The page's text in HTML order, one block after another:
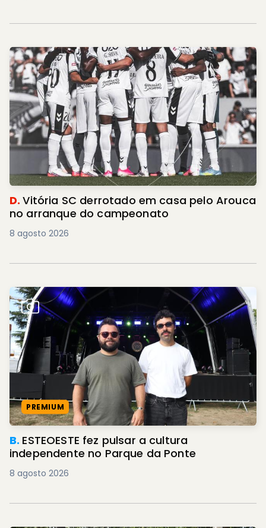
D.Vitória SC derrotado em casa pelo Arouca
no arranque do campeonato
8 agosto 2026
PREMIUM
B. ESTEOESTE fez pulsar a cultura
independente no Parque da Ponte
8 agosto 2026